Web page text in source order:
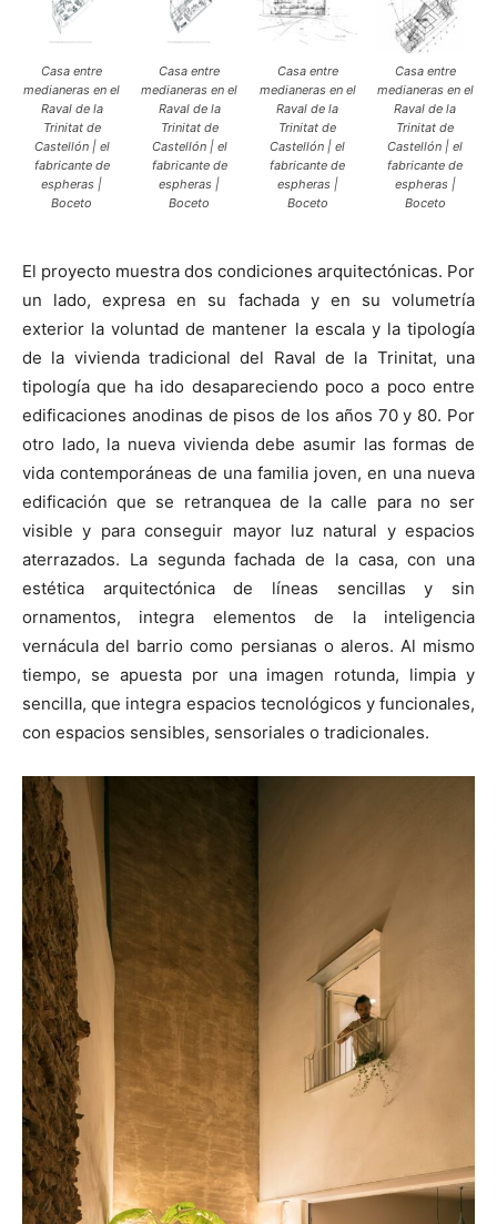
Casa entre
medianeras en el
Raval de la
Trinitat de
Castellón | el
fabricante de
espheras |
Boceto
Casa entre
medianeras en el
Raval de la
Trinitat de
Castellón | el
fabricante de
espheras |
Boceto
Casa entre
medianeras en el
Raval de la
Trinitat de
Castellón | el
fabricante de
espheras |
Boceto
Casa entre
medianeras en el
Raval de la
Trinitat de
Castellón | el
fabricante de
espheras |
Boceto
El proyecto muestra dos condiciones arquitectónicas. Por
un lado, expresa en su fachada y en su volumetría
exterior la voluntad de mantener la escala y la tipología
de la vivienda tradicional del Raval de la Trinitat, una
tipología que ha ido desapareciendo poco a poco entre
edificaciones anodinas de pisos de los años 70 y 80. Por
otro lado, la nueva vivienda debe asumir las formas de
vida contemporáneas de una familia joven, en una nueva
edificación que se retranquea de la calle para no ser
visible y para conseguir mayor luz natural y espacios
aterrazados. La segunda fachada de la casa, con una
estética arquitectónica de líneas sencillas y sin
ornamentos, integra elementos de la inteligencia
vernácula del barrio como persianas o aleros. Al mismo
tiempo, se apuesta por una imagen rotunda, limpia y
sencilla, que integra espacios tecnológicos y funcionales,
con espacios sensibles, sensoriales o tradicionales.